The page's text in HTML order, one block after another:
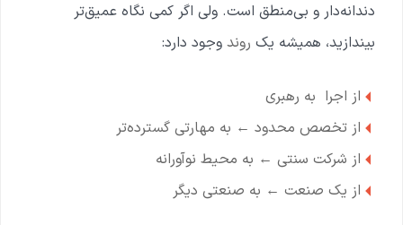
دندانه‌دار و بی‌منطق است. ولی اگر کمی نگاه عمیق‌تر
بیندازید، همیشه یک روند وجود دارد:
از اجرا به رهبری
از تخصص محدود ← به مهارتی گسترده‌تر
از شرکت سنتی ← به محیط نوآورانه
از یک صنعت ← به صنعتی دیگر